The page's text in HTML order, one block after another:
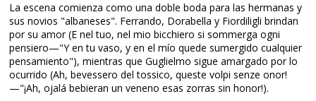
La escena comienza como una doble boda para las hermanas y
sus novios "albaneses". Ferrando, Dorabella y Fiordiligli brindan
por su amor (E nel tuo, nel mio bicchiero si sommerga ogni
pensiero—"Y en tu vaso, y en el mío quede sumergido cualquier
pensamiento"), mientras que Guglielmo sigue amargado por lo
ocurrido (Ah, bevessero del tossico, queste volpi senze onor!
—"¡Ah, ojalá bebieran un veneno esas zorras sin honor!).